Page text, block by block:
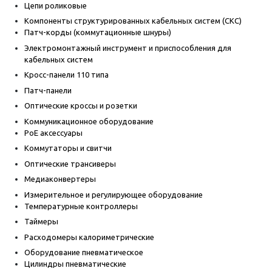
Цепи роликовые
Компоненты структурированных кабельных систем (СКС)
Патч-корды (коммутационные шнуры)
Электромонтажный инструмент и приспособления для
кабельных систем
Кросс-панели 110 типа
Патч-панели
Оптические кроссы и розетки
Коммуникационное оборудование
PoE аксессуары
Коммутаторы и свитчи
Оптические трансиверы
Медиаконвертеры
Измерительное и регулирующее оборудование
Температурные контроллеры
Таймеры
Расходомеры калориметрические
Оборудование пневматическое
Цилиндры пневматические